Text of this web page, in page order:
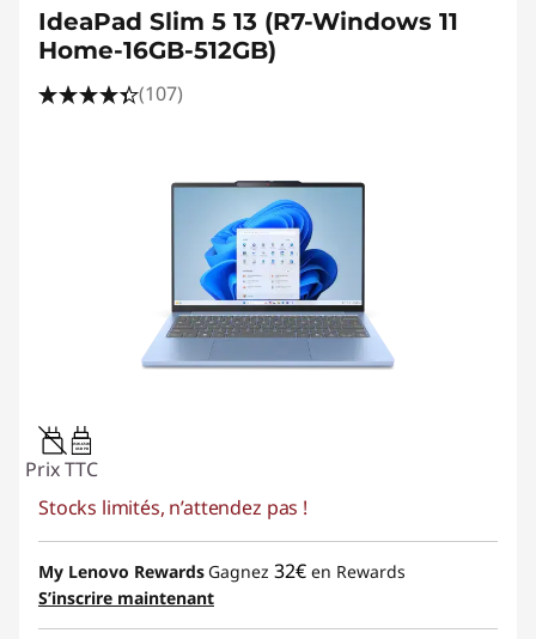
IdeaPad Slim 5 13 (R7-Windows 11
Home-16GB-512GB)
(107)
45W-65W
USB PD
Prix TTC
Stocks limités, n’attendez pas !
My Lenovo Rewards Gagnez 32€ en Rewards
S’inscrire maintenant